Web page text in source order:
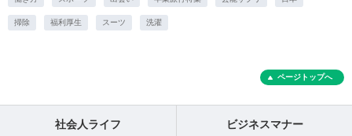
掃除 福利厚生 スーツ 洗濯
ページトップへ
社会人ライフ ビジネスマナー